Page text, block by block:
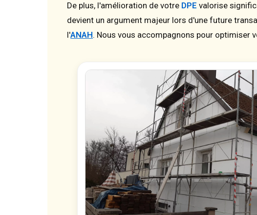
De plus, l'amélioration de votre DPE valorise
devient un argument majeur lors d'une future
l'ANAH. Nous vous accompagnons pour optimiser